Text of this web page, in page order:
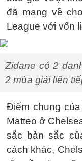
đã mang về
League với vốn
Zidane có 2
2 mùa giải liên
Điểm chung
Matteo ở
sắc bản sắc
cách khác,